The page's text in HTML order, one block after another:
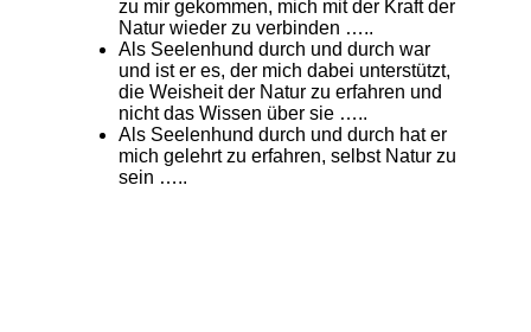
zu mir gekommen, mich mit der Kraft der
Natur wieder zu verbinden …..
Als Seelenhund durch und durch war
und ist er es, der mich dabei unterstützt,
die Weisheit der Natur zu erfahren und
nicht das Wissen über sie …..
Als Seelenhund durch und durch hat er
mich gelehrt zu erfahren, selbst Natur zu
sein …..